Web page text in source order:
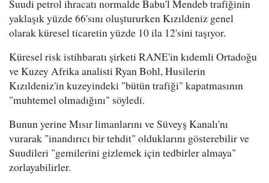
Suudi petrol ihracatı normalde Babu'l Mendeb trafiğinin
yaklaşık yüzde 66'sını oluştururken Kızıldeniz genel
olarak küresel ticaretin yüzde 10 ila 12'sini taşıyor.
Küresel risk istihbaratı şirketi RANE'in kıdemli Ortadoğu
ve Kuzey Afrika analisti Ryan Bohl, Husilerin
Kızıldeniz'in kuzeyindeki "bütün trafiği" kapatmasının
"muhtemel olmadığını" söyledi.
Bunun yerine Mısır limanlarını ve Süveyş Kanalı'nı
vurarak "inandırıcı bir tehdit" olduklarını gösterebilir ve
Suudileri "gemilerini gizlemek için tedbirler almaya"
zorlayabilirler.